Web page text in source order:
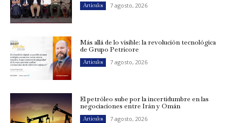
Artículos 7 agosto, 2026
Más allá de lo visible: la revolución tecnológica
de Grupo Petricore
Artículos 7 agosto, 2026
El petróleo sube por la incertidumbre en las
negociaciones entre Irán y Omán
Artículos 7 agosto, 2026